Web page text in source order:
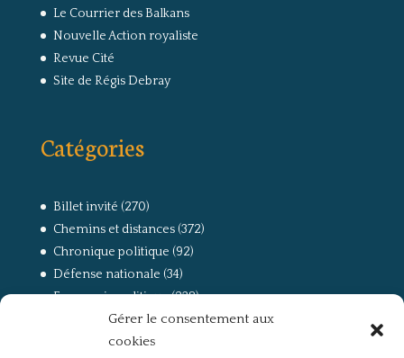
Gérer le consentement aux
cookies
Le Courrier des Balkans
Nouvelle Action royaliste
Revue Cité
Site de Régis Debray
Catégories
Billet invité (270)
Chemins et distances(372)
Chronique politique (92)
Défense nationale (34)
Economie politique(238)
(168)
La guerre, la Résistance et la Déportation